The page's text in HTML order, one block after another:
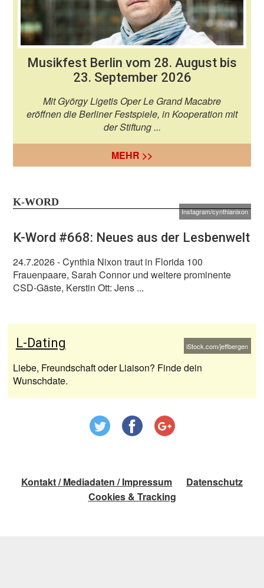
Musikfest Berlin vom 28. August bis
23. September 2026
Mit György Ligetis Oper Le Grand Macabre
eröffnen die Berliner Festspiele, in Kooperation mit
der Stiftung ...
MEHR >>
K-WORD
Instagram/cynthianixon
K-Word #668: Neues aus der Lesbenwelt
24.7.2026- Cynthia Nixon traut in Florida 100
Frauenpaare, Sarah Connor und weitere prominente
CSD-Gäste, Kerstin Ott: Jens ...
L-Dating iStock.com/jeffbergen
Liebe, Freundschaft oder Liaison? Finde dein
Wunschdate.
Kontakt / Mediadaten / Impressum
Datenschutz
Cookies & Tracking